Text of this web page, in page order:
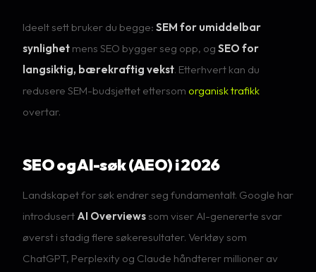
Ideelt sett bruker du begge: SEM for umiddelbar
synlighet mens SEO bygger seg opp, og SEO for
langsiktig, bærekraftig vekst. Etterhvert kan du
redusere SEM-budsjettet ettersom organisk trafikk
overtar.
SEO og AI-søk (AEO) i 2026
Landskapet for søk endrer seg fundamentalt. Google har
introdusert AI Overviewssom viser AI-genererte svar
øverst i stadig flere søkeresultater. Verktøy som
ChatGPT, Perplexity og Claude håndterer millioner av